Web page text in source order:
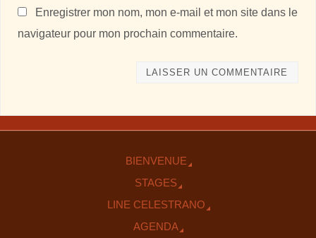
Enregistrer mon nom, mon e-mail et mon site dans le
navigateur pour mon prochain commentaire.
BIENVENUE
STAGES
LINE CELESTRANO
AGENDA